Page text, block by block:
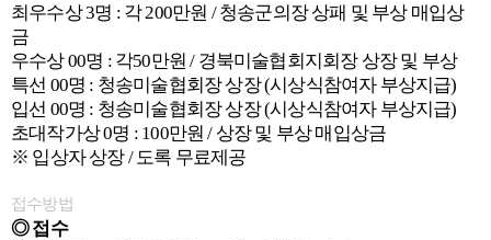
최우수상 3명 : 각 200만원 / 청송군의장 상패 및 부상 매입상
금
우수상 00명 : 각50만원 / 경북미술협회지회장 상장 및 부상
특선 00명 : 청송미술협회장 상장 (시상식참여자 부상지급)
입선 00명 : 청송미술협회장 상장 (시상식참여자 부상지급)
초대작가상 0명 : 100만원 / 상장 및 부상 매입상금
※ 입상자 상장 / 도록 무료제공
접수방법
◎ 접수